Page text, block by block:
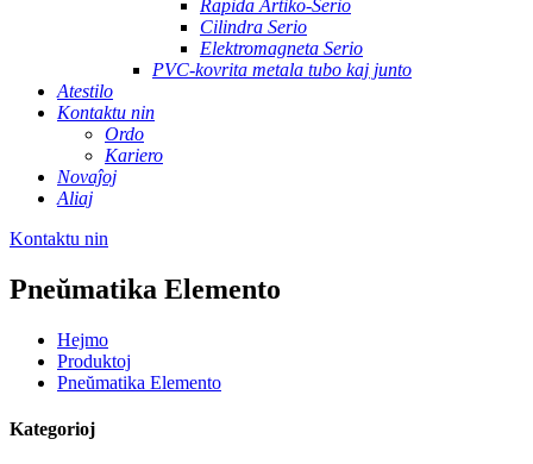
Rapida Artiko-Serio
Cilindra Serio
Elektromagneta Serio
PVC-kovrita metala tubo kaj junto
Atestilo
Kontaktu nin
Ordo
Kariero
Novaĵoj
Aliaj
Kontaktu nin
Pneŭmatika Elemento
Hejmo
Produktoj
Pneŭmatika Elemento
Kategorioj